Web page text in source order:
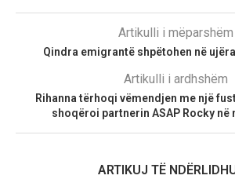
Artikulli i mëparshëm
Qindra emigrantë shpëtohen në
Artikulli i ardhshëm
Rihanna tërhoqi vëmendjen me një
shoqëroi partnerin ASAP Rocky në
ARTIKUJ TË